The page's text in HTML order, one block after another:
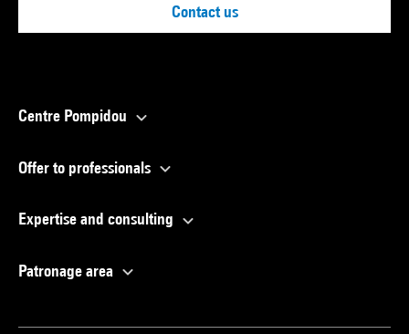
Contact us
Centre Pompidou
Offer to professionals
Expertise and consulting
Patronage area